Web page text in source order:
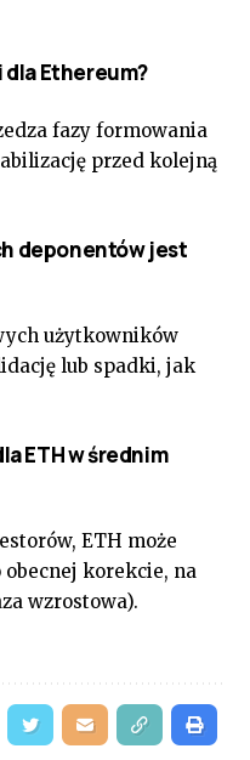
dla Ethereum?
fazy formowania
przed kolejną
deponentów jest
użytkowników
lub spadki, jak
ETH w średnim
ETH może
obecnej korekcie, na
wzrostowa).